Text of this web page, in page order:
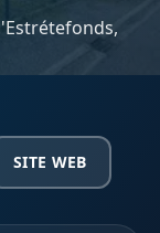
SITE WEB